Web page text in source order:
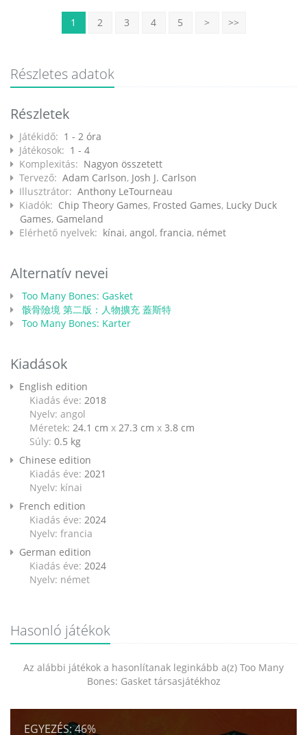
1 2 3 4 5 > >>
Részletes adatok
Részletek
Játékidő: 1 - 2 óra
Játékosok: 1 - 4
Komplexitás: Nagyon összetett
Tervező: Adam Carlson, Josh J. Carlson
Illusztrátor: Anthony LeTourneau
Kiadók: Chip Theory Games, Frosted Games, Lucky Duck
Games, Gameland
Elérhető nyelvek: kínai, angol, francia, német
Alternatív nevei
Too Many Bones: Gasket
骸骨險境 第二版：人物擴充 蓋斯特
Too Many Bones: Karter
Kiadások
English edition
Kiadás éve: 2018
Nyelv: angol
Méretek: 24.1 cm x 27.3 cm x 3.8 cm
Súly: 0.5 kg
Chinese edition
Kiadás éve: 2021
Nyelv: kínai
French edition
Kiadás éve: 2024
Nyelv: francia
German edition
Kiadás éve: 2024
Nyelv: német
Hasonló játékok
Az alábbi játékok a hasonlítanak leginkább a(z) Too Many
Bones: Gasket társasjátékhoz
EGYEZÉS:46%